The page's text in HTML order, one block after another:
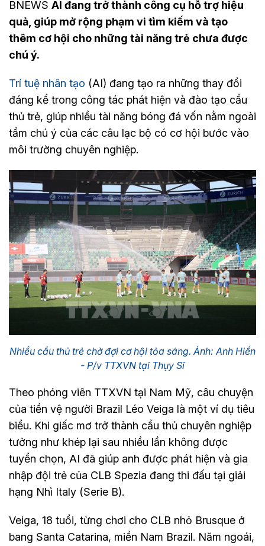
BNEWS AI đang trở thành công cụ hỗ trợ hiệu
quả, giúp mở rộng phạm vi tìm kiếm và tạo
thêm cơ hội cho những tài năng trẻ chưa được
chú ý.
Trí tuệ nhân tạo (AI) đang tạo ra những thay đổi
đáng kể trong công tác phát hiện và đào tạo cầu
thủ trẻ, giúp nhiều tài năng bóng đá vốn nằm ngoài
tầm chú ý của các câu lạc bộ có cơ hội bước vào
môi trường chuyên nghiệp.
Nhiều cầu thủ trẻ chờ đợi cơ hội tỏa sáng. Ảnh: Anh Hiển
- P/v TTXVN tại Thụy Sĩ
Theo phóng viên TTXVN tại Nam Mỹ, câu chuyện
của tiền vệ người Brazil Léo Veiga là một ví dụ tiêu
biểu. Khi giấc mơ trở thành cầu thủ chuyên nghiệp
tưởng như khép lại sau nhiều lần không được
tuyển chọn, AI đã giúp anh được phát hiện và gia
nhập đội trẻ của CLB Spezia đang thi đấu tại giải
hạng Nhì Italy (Serie B).
Veiga, 18 tuổi, từng chơi cho CLB nhỏ Brusque ở
bang Santa Catarina, miền Nam Brazil. Năm ngoái,